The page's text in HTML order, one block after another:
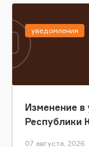
Изменение в
Республики
07 августа, 2026
уведомления